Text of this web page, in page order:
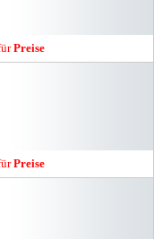
Preise
Preise